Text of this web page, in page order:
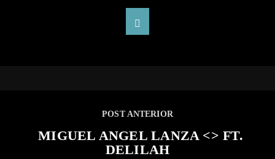
POST ANTERIOR
MIGUEL ANGEL LANZA <> FT.
DELILAH